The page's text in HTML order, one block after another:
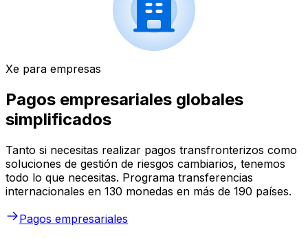
Xe para empresas
Pagos empresariales globales
simplificados
Tanto si necesitas realizar pagos transfronterizos como
soluciones de gestión de riesgos cambiarios, tenemos
todo lo que necesitas. Programa transferencias
internacionales en 130 monedas en más de 190 países.
Pagos empresariales